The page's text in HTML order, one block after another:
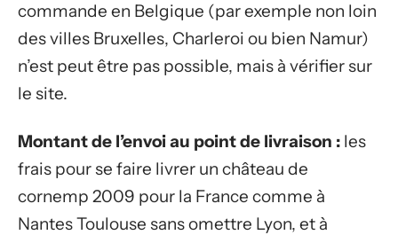
commande en Belgique (par exemple non loin
des villes Bruxelles, Charleroi ou bien Namur)
n’est peut être pas possible, mais à vérifier sur
le site.
Montant de l’envoi au point de livraison : les
frais pour se faire livrer un château de
cornemp 2009 pour la France comme à
Nantes Toulouse sans omettre Lyon, et à